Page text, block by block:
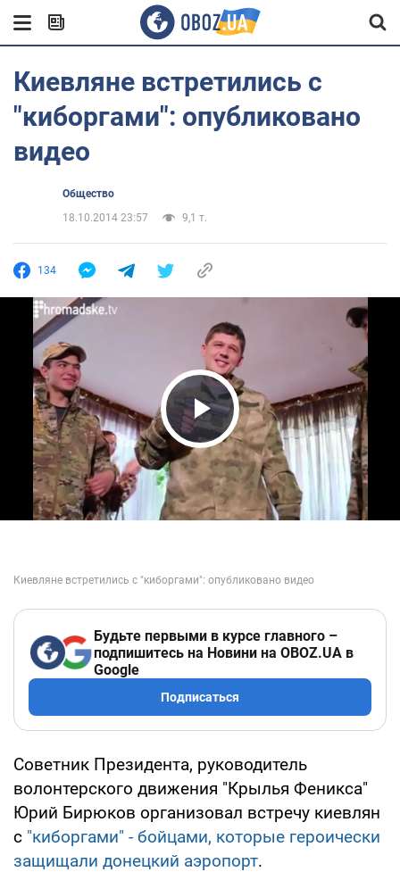
Киевляне встретились с
"киборгами": опубликовано
видео
Общество
18.10.2014 23:57
9,1 т.
134
Play Video
Будьте первыми в курсе главного –
подпишитесь на Новини на OBOZ.UA в
Google
Подписаться
Советник Президента, руководитель
волонтерского движения "Крылья Феникса"
Юрий Бирюков организовал встречу киевлян
с "киборгами" - бойцами, которые героически
защищали донецкий аэропорт.